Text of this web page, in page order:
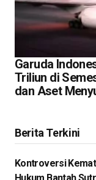
Garuda
Triliun di
dan Aset
Berita Terkini
Kontroversi